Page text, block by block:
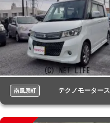
南風原町 テクノモータース